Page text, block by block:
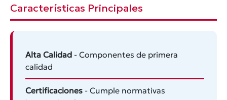
Características Principales
Alta Calidad - Componentes de primera
calidad
Certificaciones - Cumple normativas